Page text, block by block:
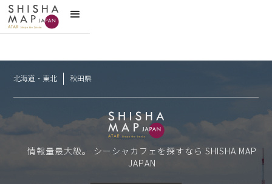
北海道・東北 秋田県
情報量最大級。 シーシャカフェを探すなら SHISHA MAP
JAPAN